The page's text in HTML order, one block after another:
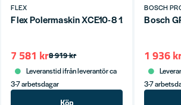
FLEX
Flex Polermaskin XCE10-8 125 P-Set
8 919 kr
7 581 kr
Leveranstid ifrån leverantör ca
3-7 arbetsdagar
BOSCH
Bosch
1 936
3-7